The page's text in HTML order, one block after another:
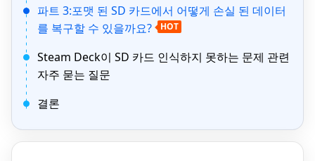
파트 3:포맷 된 SD 카드에서 어떻게 손실 된 데이터
를 복구할 수 있을까요?
HOT
Steam Deck이 SD 카드 인식하지 못하는 문제 관련
자주 묻는 질문
결론